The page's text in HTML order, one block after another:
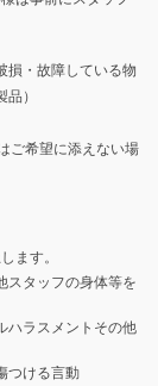
損・故障している物
）
ご希望に添えない場
ます。
スタッフの身体等を
ハラスメントその他
つける言動